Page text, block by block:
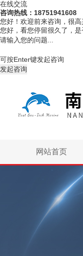
在线交流
咨询热线：18751941608
您好！欢迎前来咨询，很
您好，看您停留很久了，
可按Enter键发起咨询
发起咨询
网站首页